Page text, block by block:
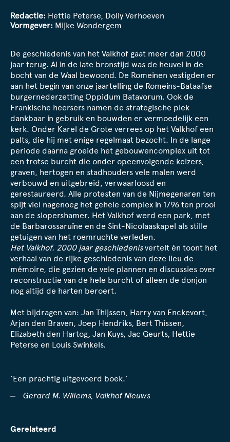
Redactie: Hettie Peterse, Dolly Verhoeven
Vormgever: Mijke Wondergem
De geschiedenis van het Valkhof gaat meer dan 2000
jaar terug. Al in de late bronstijd was de heuvel in de
bocht van de Waal bewoond. De Romeinen vestigden er
aan het begin van onze jaartelling de Romeins-Bataafse
burgernederzetting Oppidum Batavorum. Ook de
Frankische heersers namen de strategische plek
dankbaar in gebruik en bouwden er vermoedelijk een
kerk. Onder Karel de Grote verrees op het Valkhof een
palts, die hij met enige regelmaat bezocht. In de lange
periode daarna groeide het gebouwencomplex uit tot
een trotse burcht die onder opeenvolgende keizers,
graven, hertogen en stadhouders vele malen werd
verbouwd en uitgebreid, verwaarloosd en
gerestaureerd. Alle protesten van de Nijmegenaren ten
spijt viel nagenoeg het gehele complex in 1796 ten prooi
aan de slopershamer. Het Valkhof werd een park, met
de Barbarossaruïne en de Sint-Nicolaaskapel als stille
getuigen van het roemruchte verleden.
Het Valkhof. 2000 jaar geschiedenisvertelt én toont het
verhaal van de rijke geschiedenis van deze lieu de
mémoire, die gezien de vele plannen en discussies over
reconstructie van de hele burcht of alleen de donjon
nog altijd de harten beroert.
Met bijdragen van: Jan Thijssen, Harry van Enckevort,
Arjan den Braven, Joep Hendriks, Bert Thissen,
Elizabeth den Hartog, Jan Kuys, Jac Geurts, Hettie
Peterse en Louis Swinkels.
‘Een prachtig uitgevoerd boek.’
Gerard M. Willems, Valkhof Nieuws
Gerelateerd